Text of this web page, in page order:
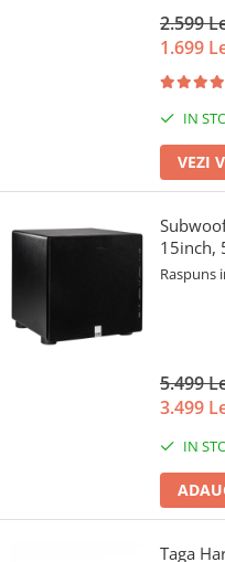
2.599
1.699
IN
VEZI
15inch,
Raspuns
5.499
3.499
IN
Taga